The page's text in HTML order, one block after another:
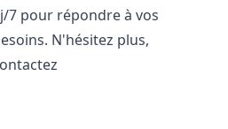
7 pour répondre à vos
N'hésitez plus,